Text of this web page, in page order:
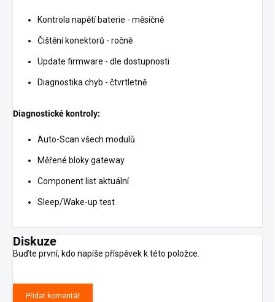
Kontrola napětí baterie - měsíčně
Čištění konektorů - ročně
Update firmware - dle dostupnosti
Diagnostika chyb - čtvrtletně
Diagnostické kontroly:
Auto-Scan všech modulů
Měřené bloky gateway
Component list aktuální
Sleep/Wake-up test
Diskuze
Buďte první, kdo napíše příspěvek k této položce.
Přidat komentář